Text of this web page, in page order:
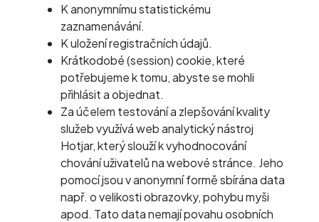
K anonymnímu statistickému
zaznamenávání.
K uložení registračních údajů.
Krátkodobé (session) cookie, které
potřebujeme k tomu, abyste se mohli
přihlásit a objednat.
Za účelem testování a zlepšování kvality
služeb využívá web analytický nástroj
Hotjar, který slouží k vyhodnocování
chování uživatelů na webové stránce. Jeho
pomocí jsou v anonymní formě sbírána data
např. o velikosti obrazovky, pohybu myši
apod. Tato data nemají povahu osobních